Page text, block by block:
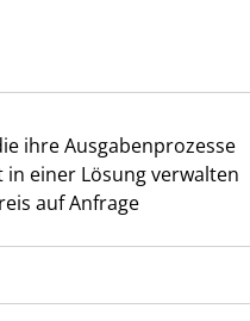
ihre Ausgabenprozesse
einer Lösung verwalten
auf Anfrage